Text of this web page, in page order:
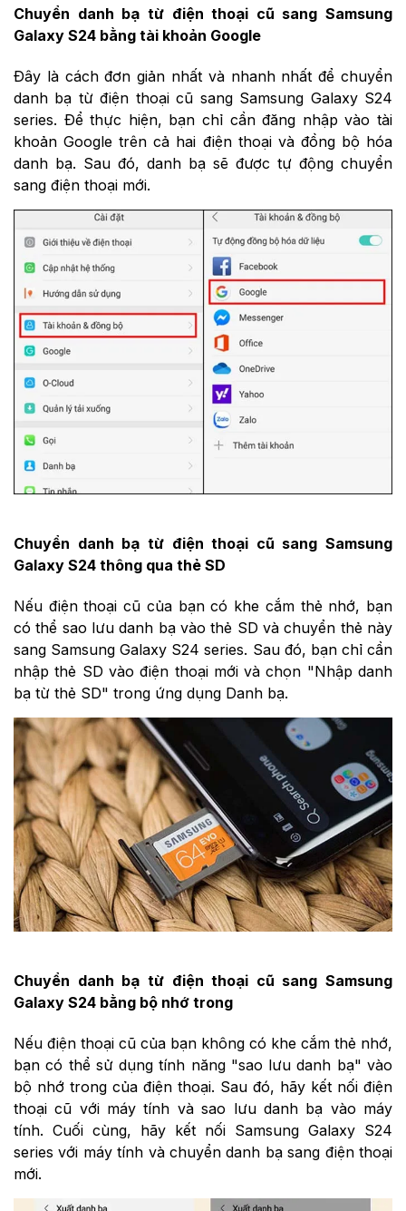
Chuyển danh bạ từ điện thoại cũ sang Samsung
Galaxy S24 bằng tài khoản Google
Đây là cách đơn giản nhất và nhanh nhất để chuyển
danh bạ từ điện thoại cũ sang Samsung Galaxy S24
series. Để thực hiện, bạn chỉ cần đăng nhập vào tài
khoản Google trên cả hai điện thoại và đồng bộ hóa
danh bạ. Sau đó, danh bạ sẽ được tự động chuyển
sang điện thoại mới.
Chuyển danh bạ từ điện thoại cũ sang Samsung
Galaxy S24 thông qua thẻ SD
Nếu điện thoại cũ của bạn có khe cắm thẻ nhớ, bạn
có thể sao lưu danh bạ vào thẻ SD và chuyển thẻ này
sang Samsung Galaxy S24 series. Sau đó, bạn chỉ cần
nhập thẻ SD vào điện thoại mới và chọn "Nhập danh
bạ từ thẻ SD" trong ứng dụng Danh bạ.
Chuyển danh bạ từ điện thoại cũ sang Samsung
Galaxy S24 bằng bộ nhớ trong
Nếu điện thoại cũ của bạn không có khe cắm thẻ nhớ,
bạn có thể sử dụng tính năng "sao lưu danh bạ" vào
bộ nhớ trong của điện thoại. Sau đó, hãy kết nối điện
thoại cũ với máy tính và sao lưu danh bạ vào máy
tính. Cuối cùng, hãy kết nối Samsung Galaxy S24
series với máy tính và chuyển danh bạ sang điện thoại
mới.